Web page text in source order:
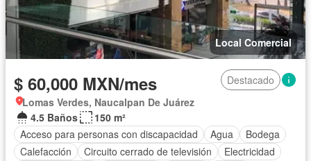
Local Comercial
$ 60,000 MXN/mes
Destacado
Lomas Verdes, Naucalpan De Juárez
4.5 Baños
150 m²
Acceso para personas con discapacidad
Agua
Bodega
Calefacción
Circuito cerrado de televisión
Electricidad